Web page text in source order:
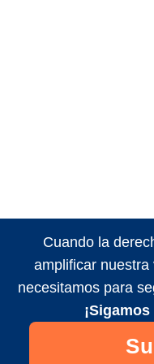
Cuando la
amplificar
necesitamos para